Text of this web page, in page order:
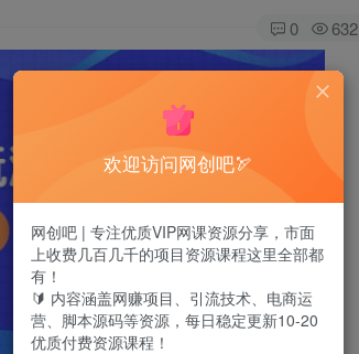
0 632
欢迎访问网创吧🏹
网创吧 | 专注优质VIP网课资源分享，市面
上收费几百几千的项目资源课程这里全部都
有！
🔰 内容涵盖网赚项目、引流技术、电商运
营、脚本源码等资源，每日稳定更新10-20
优质付费资源课程！